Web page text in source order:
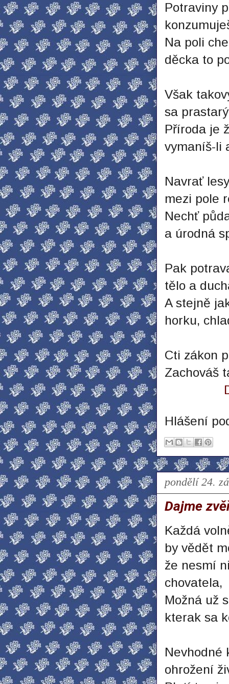
Potraviny
Na poli
děcka to
Však
sa
Příroda je
vymaníš-li
Navrať
mezi pole
Nechť
a úrodná
Pak
tělo a
A stejně
horku,
Cti zákon
Zachováš
Hlášení
pondělí 24.
Dajme
Každá
by vědět
že nesmí
chovatela,
Možná už
kterak sa
Nevhodné
ohrožení